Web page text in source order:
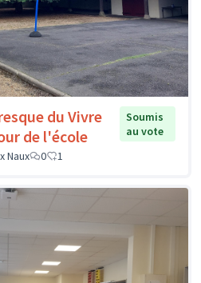
du Vivre
de l'école
Soumis
au vote
Naux
0 1